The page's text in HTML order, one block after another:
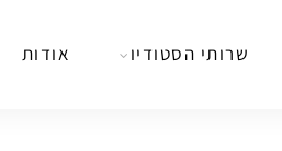
שרותי הסטודיו אודות